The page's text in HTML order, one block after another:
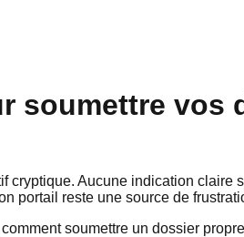
soumettre vos
Aucune indication
portail reste une source de
soumettre un dossier